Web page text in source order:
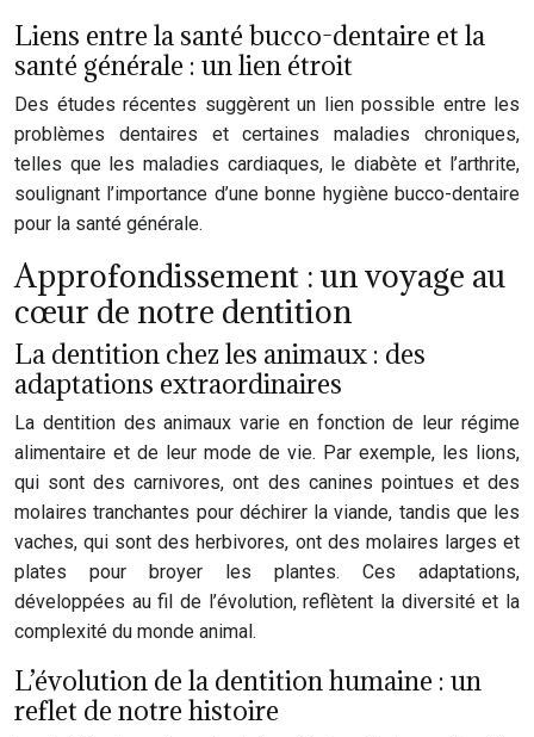
Liens entre la santé bucco-dentaire et la
santé générale : un lien étroit
Des études récentes suggèrent un lien possible entre les
problèmes dentaires et certaines maladies chroniques,
telles que les maladies cardiaques, le diabète et l’arthrite,
soulignant l’importance d’une bonne hygiène bucco-dentaire
pour la santé générale.
Approfondissement : un voyage au
cœur de notre dentition
La dentition chez les animaux : des
adaptations extraordinaires
La dentition des animaux varie en fonction de leur régime
alimentaire et de leur mode de vie. Par exemple, les lions,
qui sont des carnivores, ont des canines pointues et des
molaires tranchantes pour déchirer la viande, tandis que les
vaches, qui sont des herbivores, ont des molaires larges et
plates pour broyer les plantes. Ces adaptations,
développées au fil de l’évolution, reflètent la diversité et la
complexité du monde animal.
L’évolution de la dentition humaine : un
reflet de notre histoire